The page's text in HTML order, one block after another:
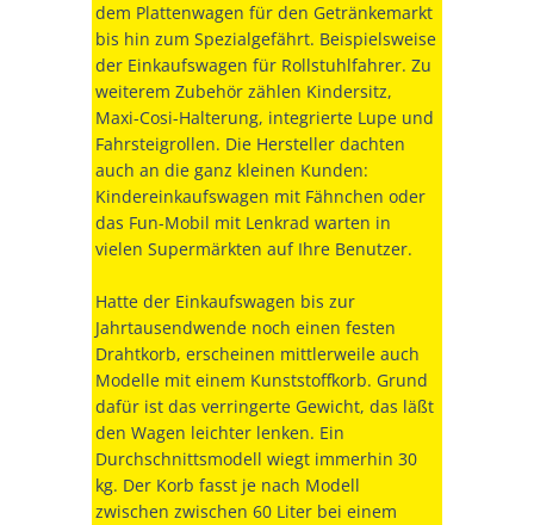
dem Plattenwagen für den Getränkemarkt
bis hin zum Spezialgefährt. Beispielsweise
der Einkaufswagen für Rollstuhlfahrer. Zu
weiterem Zubehör zählen Kindersitz,
Maxi-Cosi-Halterung, integrierte Lupe und
Fahrsteigrollen. Die Hersteller dachten
auch an die ganz kleinen Kunden:
Kindereinkaufswagen mit Fähnchen oder
das Fun-Mobil mit Lenkrad warten in
vielen Supermärkten auf Ihre Benutzer.
Hatte der Einkaufswagen bis zur
Jahrtausendwende noch einen festen
Drahtkorb, erscheinen mittlerweile auch
Modelle mit einem Kunststoffkorb. Grund
dafür ist das verringerte Gewicht, das läßt
den Wagen leichter lenken. Ein
Durchschnittsmodell wiegt immerhin 30
kg. Der Korb fasst je nach Modell
zwischen zwischen 60 Liter bei einem